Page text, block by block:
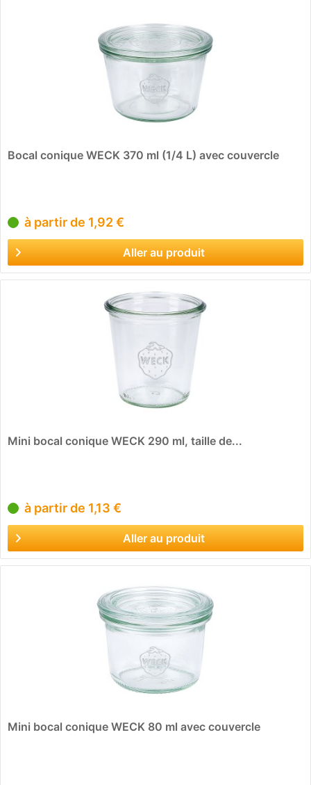
Bocal conique WECK 370 ml (1/4 L) avec couvercle
à partir de 1,92 €
Aller au produit
Mini bocal conique WECK 290 ml, taille de...
à partir de 1,13 €
Aller au produit
Mini bocal conique WECK 80 ml avec couvercle